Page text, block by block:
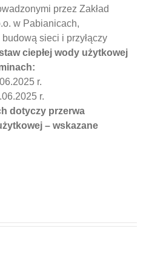
przez Zakład
w Pabianicach,
sieci i przyłączy
ciepłej wody użytkowej
r.
r.
dotyczy przerwa
– wskazane